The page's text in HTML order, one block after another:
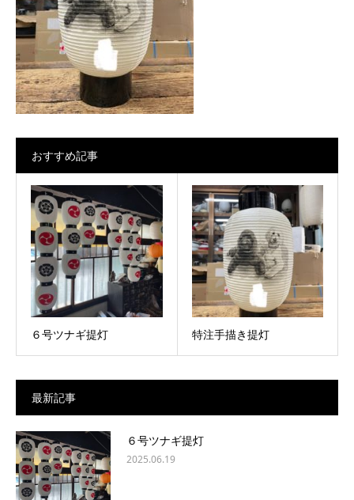
おすすめ記事
６号ツナギ提灯 特注手描き提灯
最新記事
６号ツナギ提灯
2025.06.19